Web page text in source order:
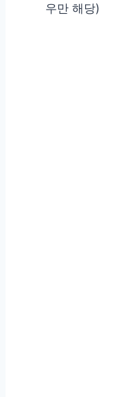
우만 해당)